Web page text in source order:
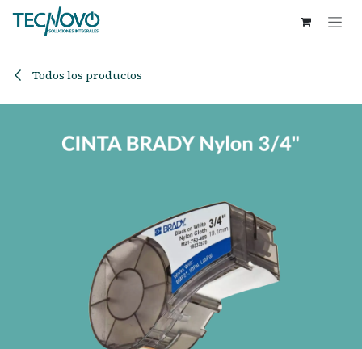
Ir al contenido
Todos los productos